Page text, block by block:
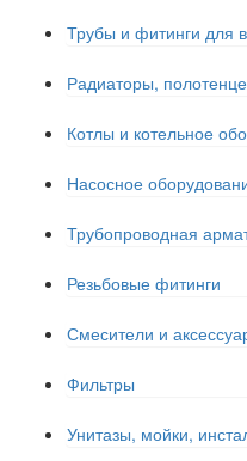
Трубы и фитинги для
Радиаторы,
Котлы и котельное
Насосное
Трубопроводная
Резьбовые фитинги
Смесители и
Фильтры
Унитазы, мойки,